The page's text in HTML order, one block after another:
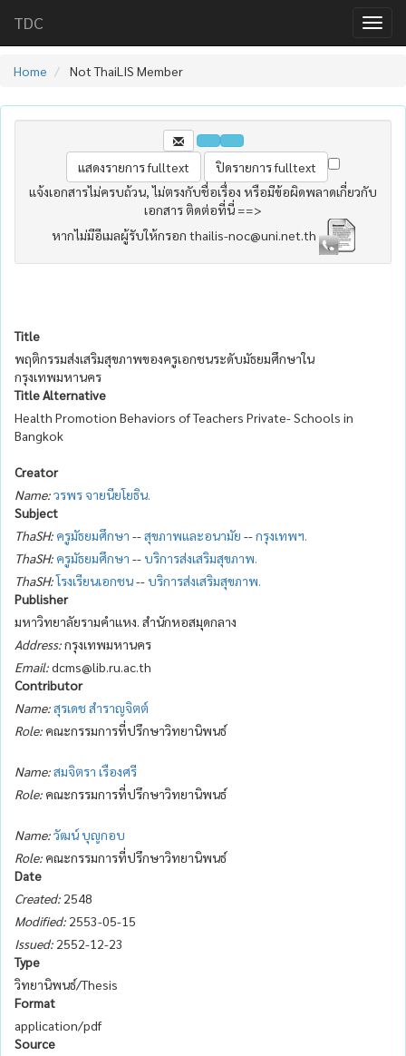
TDC
Home Not ThaiLIS Member
แจ้งเอกสารไม่ครบถ้วน, ไม่ตรงกับชื่อเรื่อง หรือมีข้อผิดพลาดเกี่ยวกับ
เอกสาร ติดต่อที่นี่ ==>
หากไม่มีอีเมลผู้รับให้กรอก thailis-noc@uni.net.th
Title
พฤติกรรมส่งเสริมสุขภาพของครูเอกชนระดับมัธยมศึกษาใน
กรุงเทพมหานคร
Title Alternative
Health Promotion Behaviors of Teachers Private- Schools in
Bangkok
Creator
Name:วรพร จายนียโยธิน.
Subject
ThaSH: ครูมัธยมศึกษา --สุขภาพและอนามัย --กรุงเทพฯ.
ThaSH: ครูมัธยมศึกษา --บริการส่งเสริมสุขภาพ.
ThaSH:โรงเรียนเอกชน--บริการส่งเสริมสุขภาพ.
Publisher
มหาวิทยาลัยรามคำแหง. สำนักหอสมุดกลาง
Address:กรุงเทพมหานคร
Email:dcms@lib.ru.ac.th
Contributor
Name:สุรเดช สำราญจิตต์
Role: คณะกรรมการที่ปรึกษาวิทยานิพนธ์
Name:สมจิตรา เรืองศรี
Role: คณะกรรมการที่ปรึกษาวิทยานิพนธ์
Name:วัฒน์ บุญกอบ
Role: คณะกรรมการที่ปรึกษาวิทยานิพนธ์
Date
Created: 2548
Modified: 2553-05-15
Issued: 2552-12-23
Type
วิทยานิพนธ์/Thesis
Format
application/pdf
Source